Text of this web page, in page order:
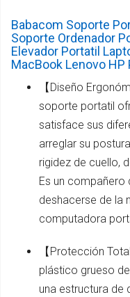
Babacom Soporte
Soporte Ordenador
Elevador Portatil
MacBook Lenovo HP
【Diseño
soporte portatil
satisface sus
arreglar su
rigidez de cuello,
Es un
deshacerse de la
computadora
【Protección
plástico grueso
una estructura de